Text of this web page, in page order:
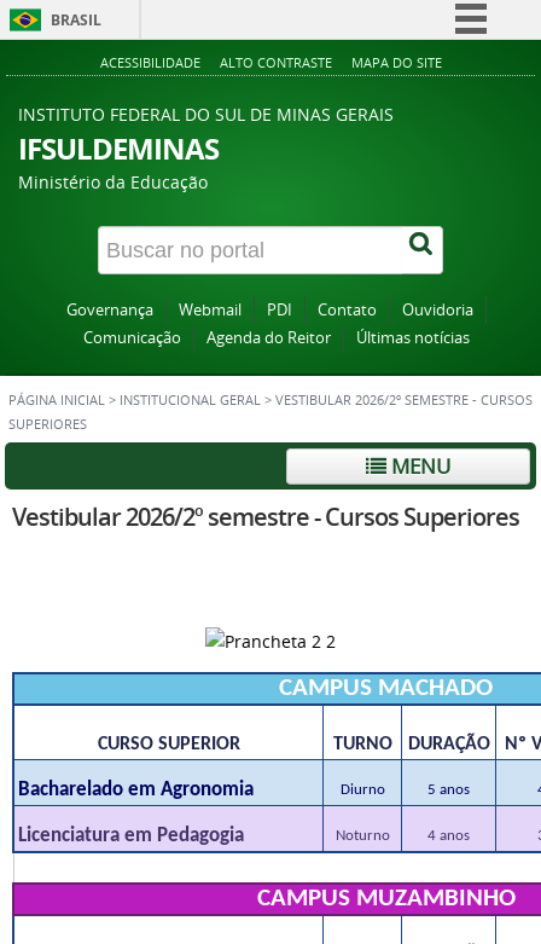
BRASIL
Simplifique!
ACESSIBILIDADE ALTO CONTRASTE MAPA DO SITE
INSTITUTO FEDERAL DO SUL DE MINAS GERAIS
IFSULDEMINAS
Ministério da Educação
Governança Webmail PDI Contato
Ouvidoria
Comunicação
Agenda do Reitor Últimas notícias
PÁGINA INICIAL > INSTITUCIONAL GERAL > VESTIBULAR 2026/2º SEMESTRE - CURSOS
SUPERIORES
MENU
Vestibular 2026/2º semestre - Cursos Superiores
CAMPUS MACHADO
CURSO SUPERIOR TURNO DURAÇÃO Nº
Bacharelado em Agronomia Diurno 5 anos
Licenciatura em Pedagogia Noturno 4 anos
CAMPUS MUZAMBINHO